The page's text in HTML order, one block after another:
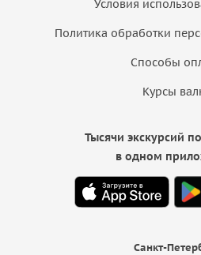
Условия
Политика обработки
Способы
Курсы
Санкт-
Тысячи экскурсий
в одном